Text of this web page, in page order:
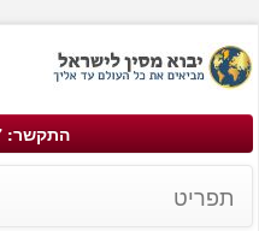
התקשר: 03-7639107
תפריט